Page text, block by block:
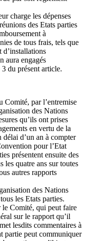
charge les dépenses
des Etats parties
à
de tous frais, tels que
d’installations
aura engagés
du présent article.
Comité, par l’entremise
des Nations
qu’ils ont prises
en vertu de la
d’un an à compter
pour l’Etat
présentent ensuite des
les quatre ans sur toutes
autres rapports
des Nations
les Etats parties.
le Comité, qui peut faire
sur le rapport qu’il
lesdits commentaires à
partie peut communiquer